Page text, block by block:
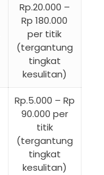
Rp.20.000 –
Rp 180.000
per titik
(tergantung
tingkat
kesulitan)
Rp.5.000 – Rp
90.000 per
titik
(tergantung
tingkat
kesulitan)